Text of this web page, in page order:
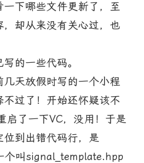
下哪些文件更新了，至
却从来没有关心过，也
的一些代码。
天放假时写的一个小程
过了！开始还怀疑该不
启了一下VC，没用！于是
到出错代码行，是
叫signal_template.hpp